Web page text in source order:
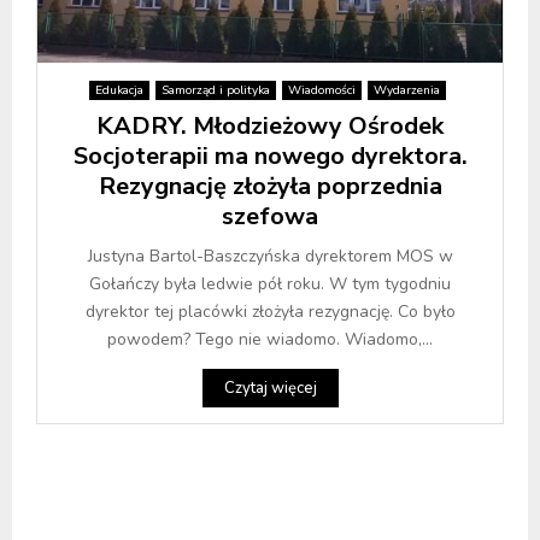
Edukacja Samorząd i polityka Wiadomości Wydarzenia
KADRY. Młodzieżowy Ośrodek
Socjoterapii ma nowego dyrektora.
Rezygnację złożyła poprzednia
szefowa
Justyna Bartol-Baszczyńska dyrektorem MOS w
Gołańczy była ledwie pół roku. W tym tygodniu
dyrektor tej placówki złożyła rezygnację. Co było
powodem? Tego nie wiadomo. Wiadomo,...
Czytaj więcej